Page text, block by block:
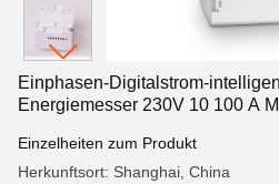
Einphasen-Digitalstrom-
Energiemesser 230V 10 100 A
Einzelheiten zum Produkt
Herkunftsort: Shanghai, China